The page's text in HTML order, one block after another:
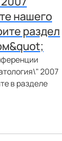
нашего
раздел
2007
в разделе